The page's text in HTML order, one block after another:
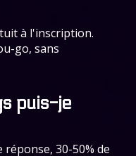
à l'inscription.
go, sans
puis-je
réponse, 30-50% de